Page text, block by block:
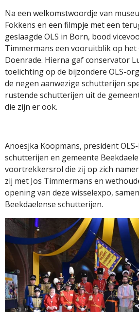
Na een welkomstwoordje van
Fokkens en een filmpje met een
geslaagde OLS in Born, bood
Timmermans een vooruitblik op het
Doenrade. Hierna gaf conservator
toelichting op de bijzondere OLS-
de negen aanwezige schutterijen
rustende schutterijen uit de
die zijn er ook.
Anoesjka Koopmans, president
schutterijen en gemeente
voortrekkersrol die zij op zich
zij met Jos Timmermans en
opening van deze wisselexpo,
Beekdaelense schutterijen.